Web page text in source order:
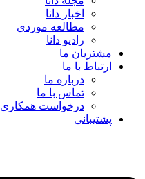
اخبار دانا
مطالعه موردی
رادیو دانا
مشتریان ما
ارتباط با ما
درباره ما
تماس با ما
درخواست همکاری
پشتیبانی